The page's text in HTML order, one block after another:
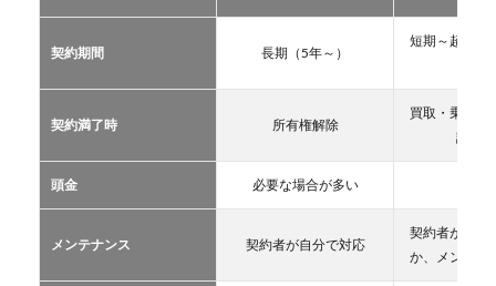
サー
TOP
2.1
ブス
クリ
2.2
契約期間 長期（5年～）
短期～超長期
契約満了時 所有権解除
買取・乗換・
譲渡
頭金 必要な場合が多い
メンテナンス 契約者が自分で対応
契約者が自分
か、メンテン